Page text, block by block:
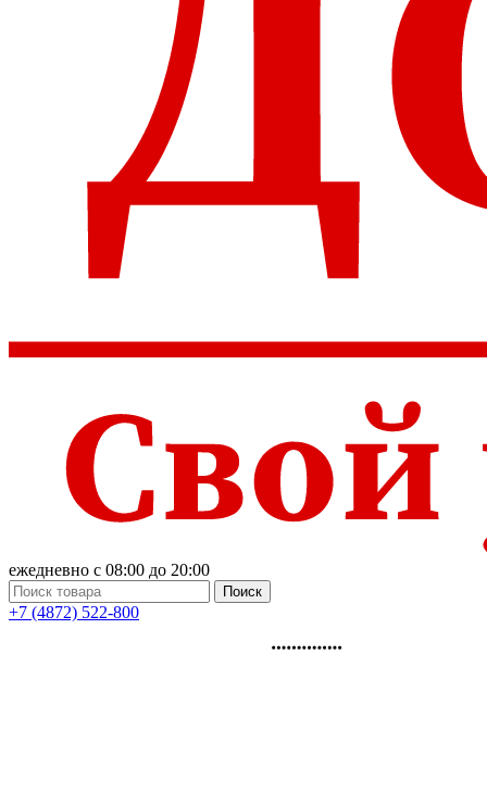
ежедневно с 08:00 до 20:00
Поиск
+7 (4872) 522-800